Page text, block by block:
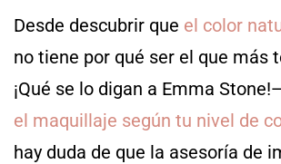
Desde descubrir que el color
no tiene por qué ser el que más
¡Qué se lo digan a Emma
el maquillaje según tu nivel de
hay duda de que la asesoría de